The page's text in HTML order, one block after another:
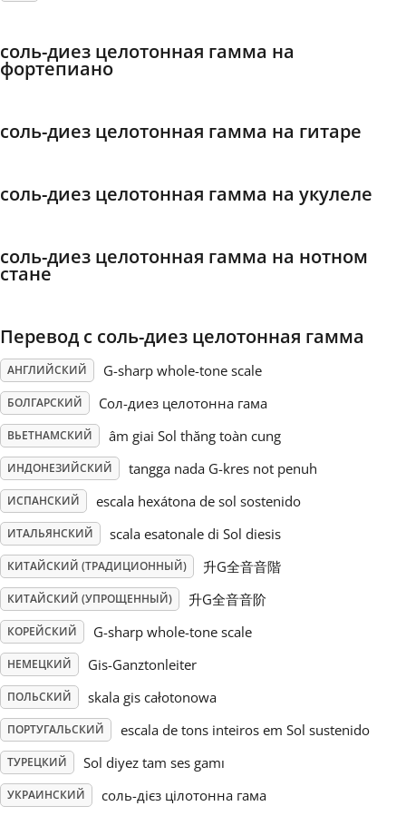
Português
Русский
Svenska
Tiếng Việt
Türkçe
Українська
简体中文
繁體中文
соль-диез целотонная гамма на
фортепиано
соль-диез целотонная гамма на гитаре
соль-диез целотонная гамма на укулеле
соль-диез целотонная гамма на нотном
стане
Перевод с соль-диез целотонная гамма
АНГЛИЙСКИЙ G-sharp whole-tone scale
БОЛГАРСКИЙ Сол-диез целотонна гама
ВЬЕТНАМСКИЙ âm giai Sol thăng toàn cung
ИНДОНЕЗИЙСКИЙ tangga nada G-kres not penuh
ИСПАНСКИЙ escala hexátona de sol sostenido
ИТАЛЬЯНСКИЙ scala esatonale di Sol diesis
КИТАЙСКИЙ (ТРАДИЦИОННЫЙ) 升G全音音階
КИТАЙСКИЙ (УПРОЩЕННЫЙ) 升G全音音阶
КОРЕЙСКИЙ G-sharp whole-tone scale
НЕМЕЦКИЙ Gis-Ganztonleiter
ПОЛЬСКИЙ skala gis całotonowa
ПОРТУГАЛЬСКИЙ escala de tons inteiros em Sol sustenido
ТУРЕЦКИЙ Sol diyez tam ses gamı
УКРАИНСКИЙ соль-дієз цілотонна гама